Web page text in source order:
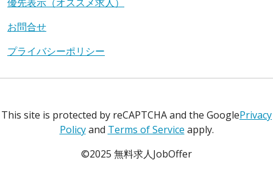
お問合せ
プライバシーポリシー
This site is protected by reCAPTCHA and the GooglePrivacy
Policyand Terms of Service apply.
©2025 無料求人JobOffer